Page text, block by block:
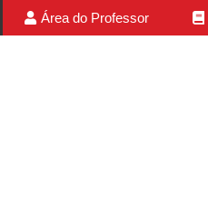
Área do Professor